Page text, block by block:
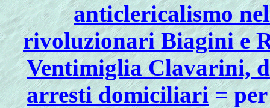
anticlericalismo
rivoluzionari Biagini e
Ventimiglia Clavarini,
arresti domiciliari= per